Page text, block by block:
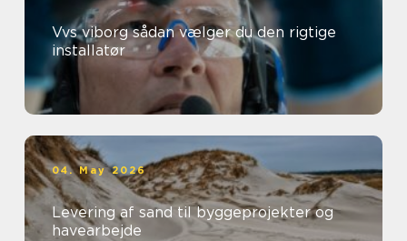
Vvs viborg sådan vælger du den rigtige
installatør
04. May 2026
Levering af sand til byggeprojekter og
havearbejde